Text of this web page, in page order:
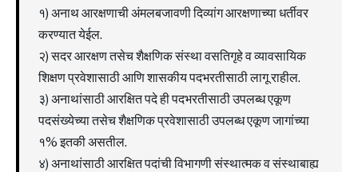
१) अनाथ आरक्षणाची अंमलबजावणी दिव्यांग आरक्षणाच्या धर्तीवर
करण्यात येईल.
२) सदर आरक्षण तसेच शैक्षणिक संस्था वसतिगृहे व व्यावसायिक
शिक्षण प्रवेशासाठी आणि शासकीय पदभरतीसाठी लागू राहील.
३) अनाथांसाठी आरक्षित पदे ही पदभरतीसाठी उपलब्ध एकूण
पदसंख्येच्या तसेच शैक्षणिक प्रवेशासाठी उपलब्ध एकूण जागांच्या
१% इतकी असतील.
४) अनाथांसाठी आरक्षित पदांची विभागणी संस्थात्मक व संस्थाबाह्य